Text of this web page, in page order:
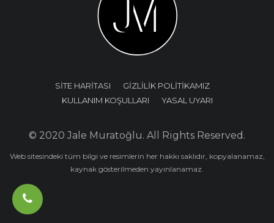
SİTE HARİTASI
GİZLİLİK POLİTİKAMIZ
KULLANIM KOŞULLARI
YASAL UYARI
© 2020 Jale Muratoğlu. All Rights Reserved.
Web sitesindeki tüm bilgi ve resimlerin her hakkı saklıdır, kopyalanamaz,
kaynak gösterilmeden yayınlanamaz.